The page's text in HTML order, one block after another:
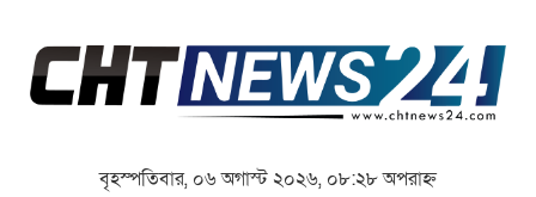
বৃহস্পতিবার, ০৬ অগাস্ট ২০২৬, ০৮:২৮ অপরাহ্ন